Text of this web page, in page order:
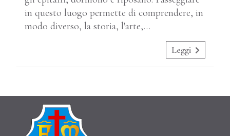
in questo luogo permette di comprendere, in
modo diverso, la storia, l'arte,…
Leggi